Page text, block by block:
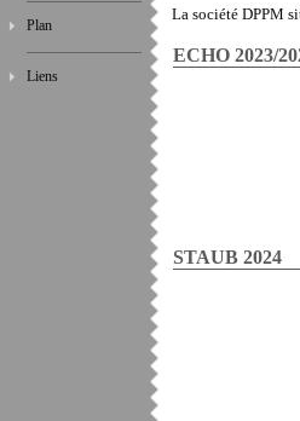
Plan
Liens
La société DPPM
ECHO 2023/
STAUB 2024